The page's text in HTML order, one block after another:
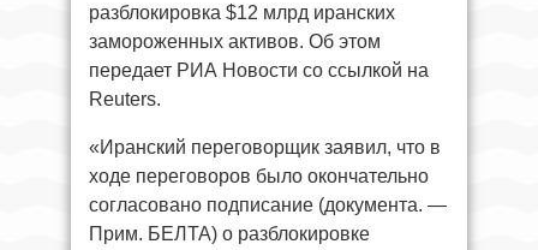
разблокировка $12 млрд иранских
замороженных активов. Об этом
передает РИА Новости со ссылкой на
Reuters.
«Иранский переговорщик заявил, что в
ходе переговоров было окончательно
согласовано подписание (документа. —
Прим. БЕЛТА) о разблокировке